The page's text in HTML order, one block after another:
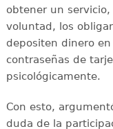
obtener un
voluntad, los
depositen dinero
contraseñas de
psicológicamente.
Con esto,
duda de la